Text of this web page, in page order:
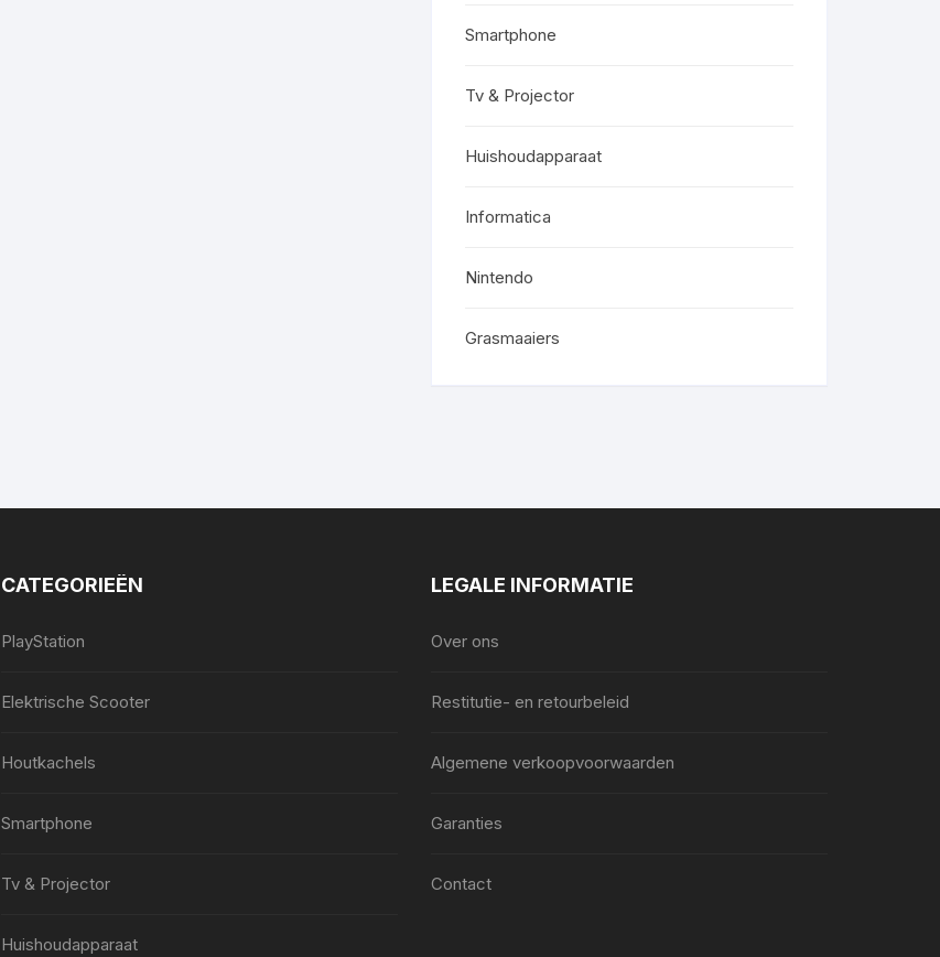
Smartphone
Tv & Projector
Huishoudapparaat
Informatica
Nintendo
Grasmaaiers
CATEGORIEËN
PlayStation
Elektrische Scooter
Houtkachels
Smartphone
Tv & Projector
Huishoudapparaat
LEGALE INFORMATIE
Over ons
Restitutie- en retourbeleid
Algemene verkoopvoorwaarden
Garanties
Contact